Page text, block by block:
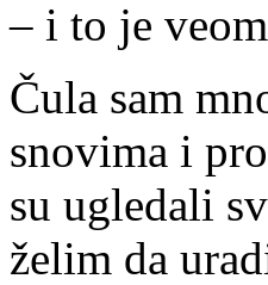
– i to je
Čula sam
snovima i
su ugledali
želim da